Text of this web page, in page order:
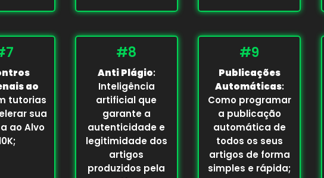
ao
tutorias
sua
ao Alvo
#8
Anti Plágio:
Inteligência
artificial que
garante a
autenticidade e
legitimidade dos
artigos
produzidos pela
#9
Publicações
Automáticas:
Como programar
a publicação
automática de
todos os seus
artigos de forma
simples e rápida;